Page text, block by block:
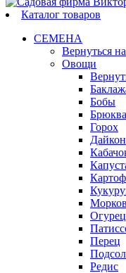
Каталог товаров
СЕМЕНА
Вернуться
Овощи
Бобы
Брюква
Горох
Дайкон
Огурец
Перец
Редис